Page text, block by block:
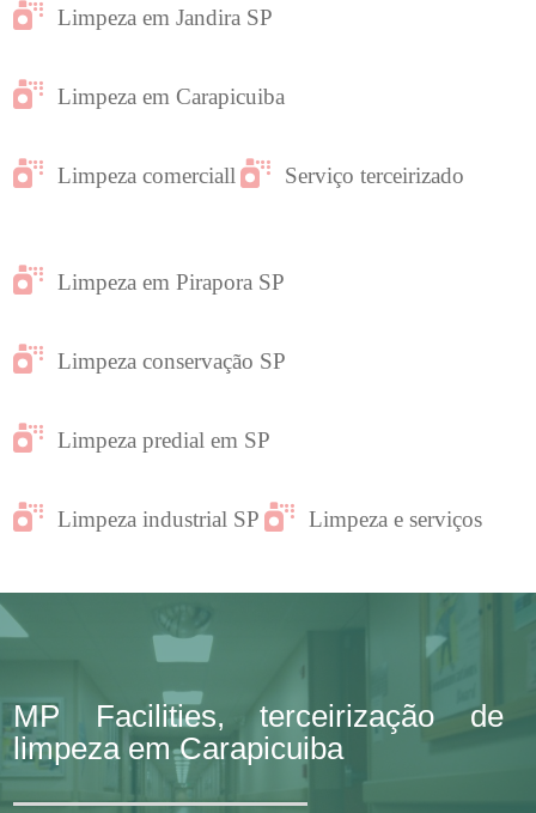
Limpeza em Jandira SP
Limpeza em Carapicuiba
Limpeza comerciall Serviço terceirizado
Limpeza em Pirapora SP
Limpeza conservação SP
Limpeza predial em SP
Limpeza industrial SP Limpeza e serviços
MP Facilities, terceirização de
limpeza em Carapicuiba